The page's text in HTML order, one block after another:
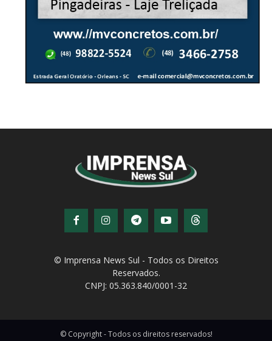
Reservados.
CNPJ: 05.363.840/0001-32
© Copyright - Todos os direitos reservados!